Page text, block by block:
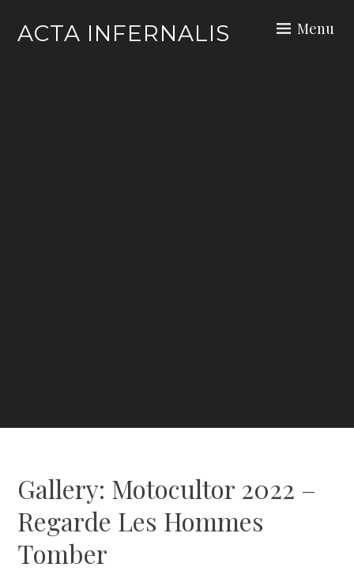
ACTA INFERNALIS Menu
Gallery: Motocultor 2022 –
Regarde Les Hommes
Tomber